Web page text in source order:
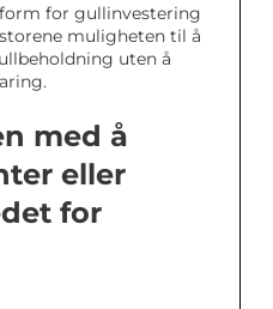
for gullinvestering
muligheten til å
uten å
med å
eller
for